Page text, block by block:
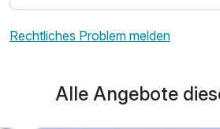
Rechtliches Problem melden
Alle Angebote